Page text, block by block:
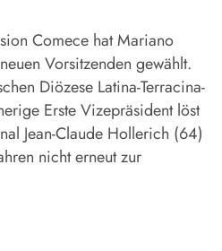
Comece hat Mariano
Vorsitzenden gewählt.
Diözese Latina-Terracina-
Erste Vizepräsident löst
Jean-Claude Hollerich (64)
nicht erneut zur